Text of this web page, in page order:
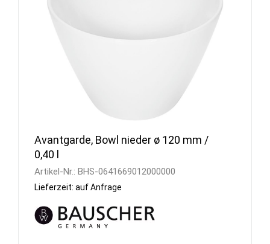
Avantgarde, Bowl nieder ø 120 mm /
0,40 l
Artikel-Nr.: BHS-0641669012000000
Lieferzeit: auf Anfrage